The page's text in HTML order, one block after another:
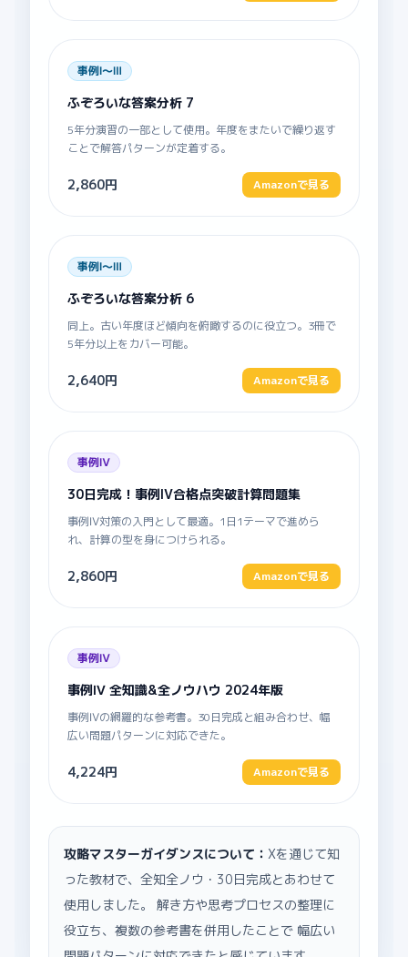
事例Ⅰ〜Ⅲ
ふぞろいな答案分析 7
5年分演習の一部として使用。年度をまたいで繰り返す
ことで解答パターンが定着する。
2,860円 Amazonで見る
事例Ⅰ〜Ⅲ
ふぞろいな答案分析 6
同上。古い年度ほど傾向を俯瞰するのに役立つ。3冊で
5年分以上をカバー可能。
2,640円 Amazonで見る
事例Ⅳ
30日完成！事例IV合格点突破計算問題集
事例Ⅳ対策の入門として最適。1日1テーマで進めら
れ、計算の型を身につけられる。
2,860円 Amazonで見る
事例Ⅳ
事例Ⅳ 全知識&全ノウハウ 2024年版
事例Ⅳの網羅的な参考書。30日完成と組み合わせ、幅
広い問題パターンに対応できた。
4,224円 Amazonで見る
攻略マスターガイダンスについて： Xを通じて知
った教材で、全知全ノウ・30日完成とあわせて
使用しました。 解き方や思考プロセスの整理に
役立ち、複数の参考書を併用したことで 幅広い